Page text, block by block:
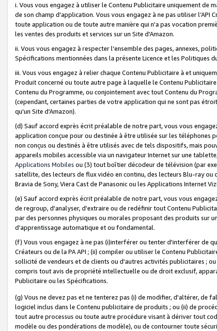
i. Vous vous engagez à utiliser le Contenu Publicitaire uniquement de
de son champ d'application. Vous vous engagez à ne pas utiliser l’API
toute application ou de toute autre manière qui n'a pas vocation
les ventes des produits et services sur un Site d'Amazon.
ii. Vous vous engagez à respecter l'ensemble des pages, annexes,
Spécifications mentionnées dans la présente Licence et les Politiques
iii. Vous vous engagez à relier chaque Contenu Publicitaire à et
Produit concerné ou toute autre page à laquelle le Contenu
Contenu du Programme, ou conjointement avec tout Contenu du
(cependant, certaines parties de votre application qui ne sont pas
qu'un Site d'Amazon).
(d) Sauf accord exprès écrit préalable de notre part, vous vous
application conçue pour ou destinée à être utilisée sur les téléphones
non conçus ou destinés à être utilisés avec de tels dispositifs, mais
appareils mobiles accessible via un navigateur Internet sur une
Applications Mobiles ou (3) tout boîtier décodeur de télévision (par
satellite, des lecteurs de flux vidéo en continu, des lecteurs Blu-ray
Bravia de Sony, Viera Cast de Panasonic ou les Applications Internet
(e) Sauf accord exprès écrit préalable de notre part, vous vous
de regroup, d'analyser, d'extraire ou de redéfinir tout Contenu
par des personnes physiques ou morales proposant des produits sur
d’apprentissage automatique et ou fondamental.
(f) Vous vous engagez à ne pas (i)interférer ou tenter d'interférer de
Créateurs ou de la PA API ; (ii) compiler ou utiliser le Contenu
sollicité de vendeurs et de clients ou d'autres activités publicitaires ;
compris tout avis de propriété intellectuelle ou de droit exclusif,
Publicitaire ou les Spécifications.
(g) Vous ne devez pas et ne tenterez pas (i) de modifier, d'altérer, de
logiciel inclus dans le Contenu publicitaire de produits ; ou (ii) de
tout autre processus ou toute autre procédure visant à dériver tout
modèle ou des pondérations de modèle), ou de contourner toute